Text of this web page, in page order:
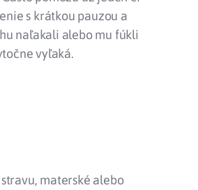
s krátkou pauzou a
naľakali alebo mu fúkli
vyľaká.
materské alebo